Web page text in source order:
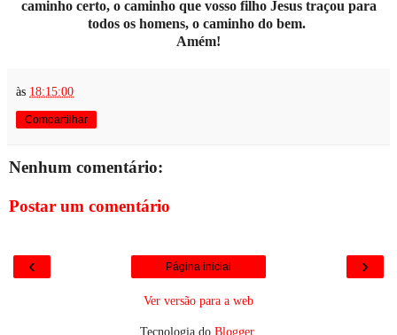
caminho certo, o caminho que vosso filho Jesus traçou para
todos os homens, o caminho do bem.
Amém!
às 18:15:00
Compartilhar
Nenhum comentário:
Postar um comentário
‹ ›
Página inicial
Ver versão para a web
Tecnologia do Blogger.